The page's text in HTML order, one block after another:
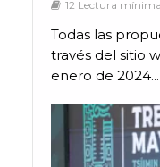
12 Lectura mínima
Todas las
través del sitio
enero de 2024...